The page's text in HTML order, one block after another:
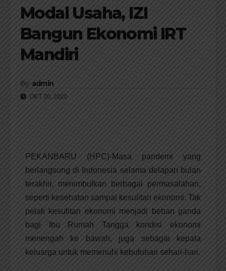
Modal Usaha, IZI
Bangun Ekonomi IRT
Mandiri
By admin
OKT 20, 2020
PEKANBARU (HPC)-Masa pandemi yang
berlangsung di Indonesia selama delapan bulan
terakhir, menimbulkan berbagai permasalahan,
seperti kesehatan sampai kesulitan ekonomi. Tak
pelak kesulitan ekonomi menjadi beban ganda
bagi Ibu Rumah Tangga kondisi ekonomi
menengah ke bawah, juga sebagai kepala
keluarga untuk memenuhi kebutuhan sehari-hari.